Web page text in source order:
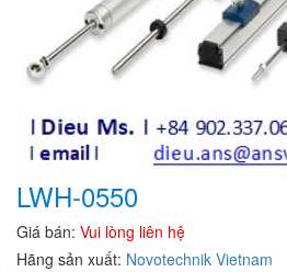
LWH-0550
Giá bán: Vui lòng liên hệ
Hãng sản xuất: Novotechnik Vietnam